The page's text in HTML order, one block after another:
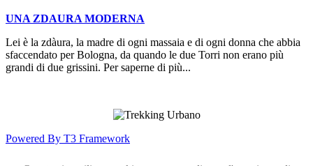
UNA ZDAURA MODERNA
Lei è la zdàura, la madre di ogni massaia e di ogni donna che abbia
sfaccendato per Bologna, da quando le due Torri non erano più
grandi di due grissini. Per saperne di più...
Powered By T3 Framework